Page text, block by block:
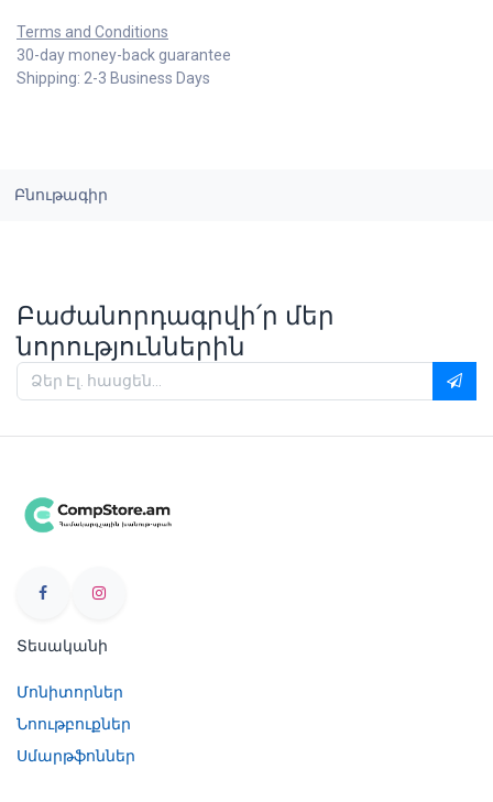
Terms and Conditions
30-day money-back guarantee
Shipping: 2-3 Business Days
Բնութագիր
Բաժանորդագրվի՛ր մեր
նորություններին
Տեսականի
Մոնիտորներ
Նոութբուքներ
Սմարթֆոններ